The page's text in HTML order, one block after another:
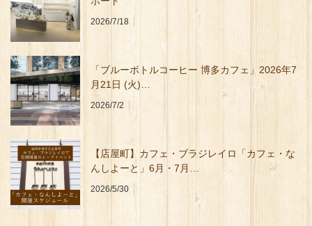
2026/7/18
「ブルーボトルコーヒー 博多カフェ」2026年7
月21日 (火)…
2026/7/2
【店屋町】カフェ・ブラジレイロ「カフェ・な
んしよーと」6月・7月…
2026/5/30